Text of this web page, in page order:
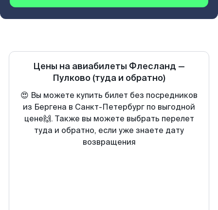
Цены на авиабилеты Флесланд —
Пулково (туда и обратно)
😍 Вы можете купить билет без посредников
из Бергена в Санкт-Петербург по выгодной
цене🙌. Также вы можете выбрать перелет
туда и обратно, если уже знаете дату
возвращения